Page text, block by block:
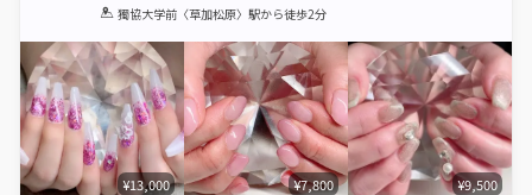
1 2 3 4 5
獨協大学前〈草加松原〉駅から徒歩2分
¥13,000 ¥7,800 ¥9,500